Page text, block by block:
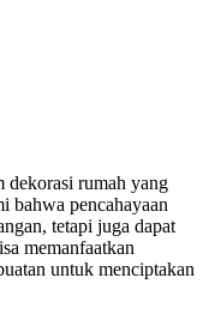
dekorasi rumah yang
bahwa pencahayaan
tetapi juga dapat
memanfaatkan
untuk menciptakan